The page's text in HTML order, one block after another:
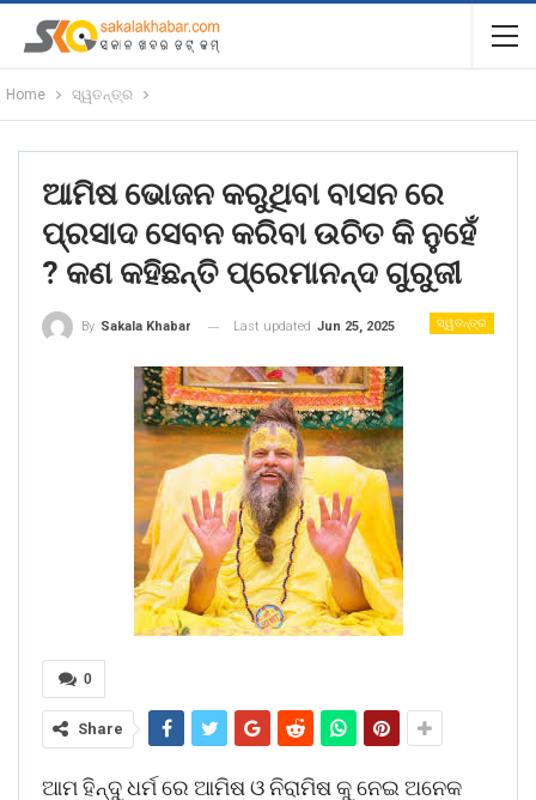
Home ସ୍ୱତନ୍ତ୍ର
ଆମିଷ ଭୋଜନ କରୁଥିବା ବାସନ ରେ
ପ୍ରସାଦ ସେବନ କରିବା ଉଚିତ କି ନୁହେଁ
? କଣ କହିଛନ୍ତି ପ୍ରେମାନନ୍ଦ ଗୁରୁଜୀ
ସ୍ୱତନ୍ତ୍ର
By Sakala Khabar Last updated Jun 25, 2025
0
Share
ଆମ ହିନ୍ଦୁ ଧର୍ମ ରେ ଆମିଷ ଓ ନିରାମିଷ କୁ ନେଇ ଅନେକ